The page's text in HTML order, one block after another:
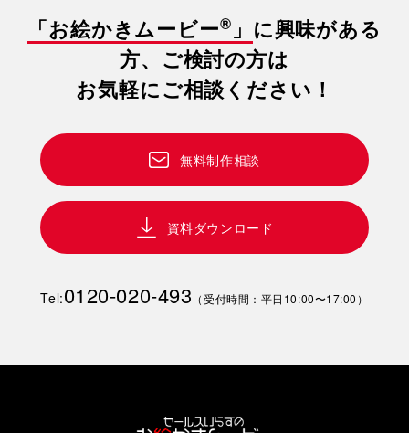
「お絵かきムービー® 」 に興味がある
方、ご検討の方は
お気軽にご相談ください！
無料制作相談
資料ダウンロード
Tel:0120-020-493 （受付時間：平日10:00〜17:00）